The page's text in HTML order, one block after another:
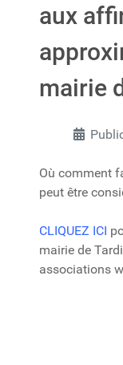
aux
mairie
Où comment
peut être
CLIQUEZ ICI
mairie de
associations